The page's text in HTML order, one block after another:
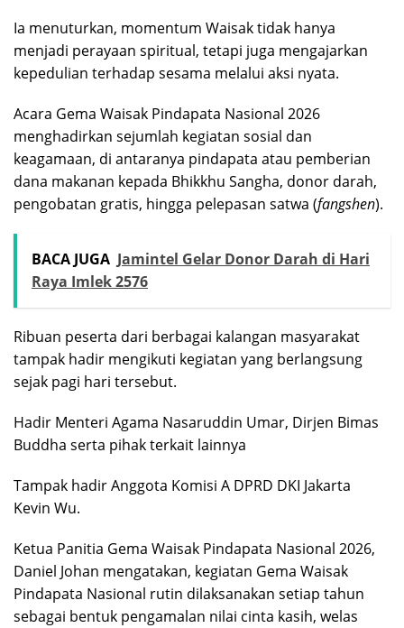
Ia menuturkan, momentum Waisak tidak hanya
menjadi perayaan spiritual, tetapi juga mengajarkan
kepedulian terhadap sesama melalui aksi nyata.
Acara Gema Waisak Pindapata Nasional 2026
menghadirkan sejumlah kegiatan sosial dan
keagamaan, di antaranya pindapata atau pemberian
dana makanan kepada Bhikkhu Sangha, donor darah,
pengobatan gratis, hingga pelepasan satwa (fangshen).
BACA JUGA Jamintel Gelar Donor Darah di Hari
Raya Imlek 2576
Ribuan peserta dari berbagai kalangan masyarakat
tampak hadir mengikuti kegiatan yang berlangsung
sejak pagi hari tersebut.
Hadir Menteri Agama Nasaruddin Umar, Dirjen Bimas
Buddha serta pihak terkait lainnya
Tampak hadir Anggota Komisi A DPRD DKI Jakarta
Kevin Wu.
Ketua Panitia Gema Waisak Pindapata Nasional 2026,
Daniel Johan mengatakan, kegiatan Gema Waisak
Pindapata Nasional rutin dilaksanakan setiap tahun
sebagai bentuk pengamalan nilai cinta kasih, welas